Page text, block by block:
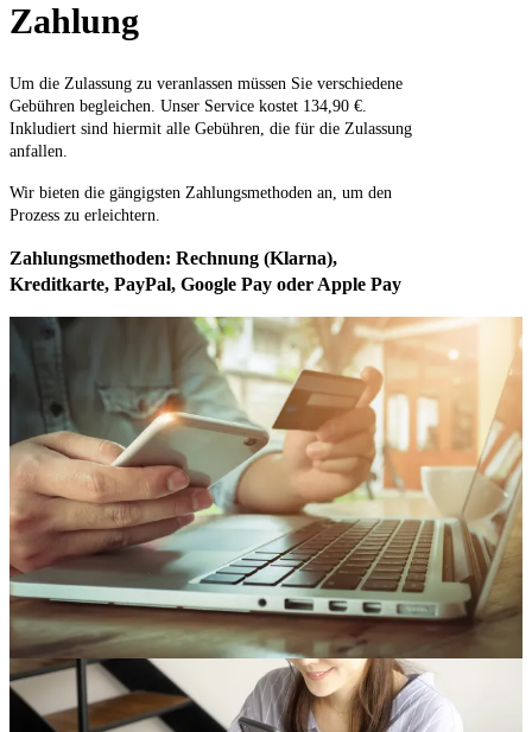
Zahlung
Um die Zulassung zu veranlassen müssen Sie verschiedene
Gebühren begleichen. Unser Service kostet 134,90 €.
Inkludiert sind hiermit alle Gebühren, die für die Zulassung
anfallen.
Wir bieten die gängigsten Zahlungsmethoden an, um den
Prozess zu erleichtern.
Zahlungsmethoden: Rechnung (Klarna),
Kreditkarte, PayPal, Google Pay oder Apple Pay